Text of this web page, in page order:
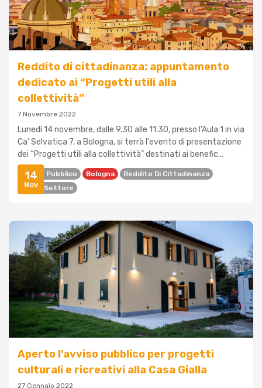
14
Nov
Reddito di cittadinanza: appuntamento
dedicato ai “Progetti utili alla
collettività”
7 Novembre 2022
Lunedì 14 novembre, dalle 9.30 alle 11.30, presso l’Aula 1 in via
Ca’ Selvatica 7, a Bologna, si terrà l'evento di presentazione
dei “Progetti utili alla collettività” destinati ai benefic...
Avviso Pubblico Bologna
Reddito Di Cittadinanza
Terzo Settore
Aperto l’avviso pubblico per progetti
culturali e ricreativi alla Casa Gialla
27 Gennaio 2022